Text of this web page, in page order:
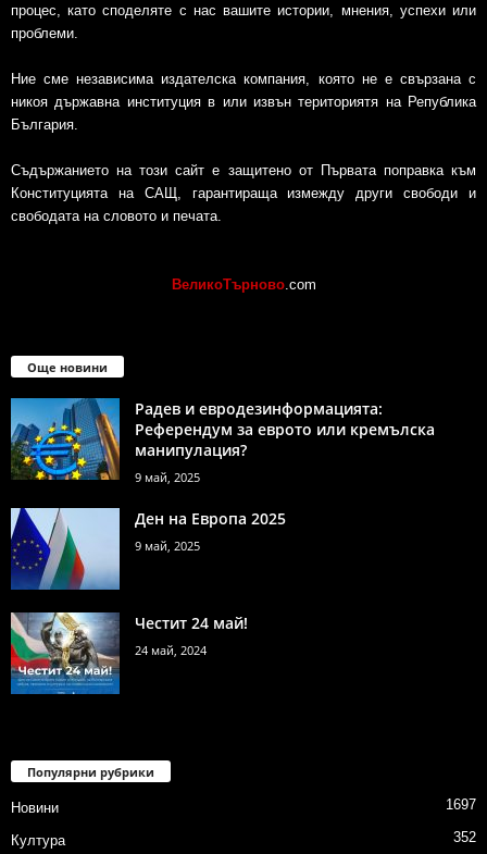
процес, като споделяте с нас вашите истории, мнения, успехи или
проблеми.
Ние сме независима издателска компания, която не е свързана с
никоя държавна институция в или извън териториятя на Република
България.
Съдържанието на този сайт е защитено от Първата поправка към
Конституцията на САЩ, гарантираща измежду други свободи и
свободата на словото и печата.
ВеликоТърново.com
Още новини
Радев и евродезинформацията:
Референдум за еврото или кремълска
манипулация?
9 май, 2025
Ден на Европа 2025
9 май, 2025
Честит 24 май!
24 май, 2024
Популярни рубрики
Новини 1697
Култура 352